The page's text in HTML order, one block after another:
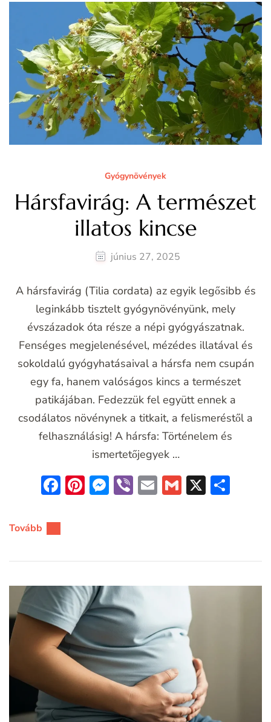
Gyógynövények
Hársfavirág: A természet
illatos kincse
június 27, 2025
A hársfavirág (Tilia cordata) az egyik legősibb és
leginkább tisztelt gyógynövényünk, mely
évszázadok óta része a népi gyógyászatnak.
Fenséges megjelenésével, mézédes illatával és
sokoldalú gyógyhatásaival a hársfa nem csupán
egy fa, hanem valóságos kincs a természet
patikájában. Fedezzük fel együtt ennek a
csodálatos növénynek a titkait, a felismeréstől a
felhasználásig! A hársfa: Történelem és
ismertetőjegyek …
Facebook
Pinterest
Messenger
ViberEmailGmail
X
Tovább